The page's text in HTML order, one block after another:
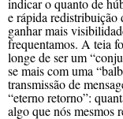
e rápida redistribuição
ganhar mais
frequentamos. A teia
longe de ser um
se mais comuma “
transmissão de
“eterno retorno”:
algo que nós mesmos